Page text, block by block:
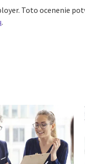
Toto ocenenie
.